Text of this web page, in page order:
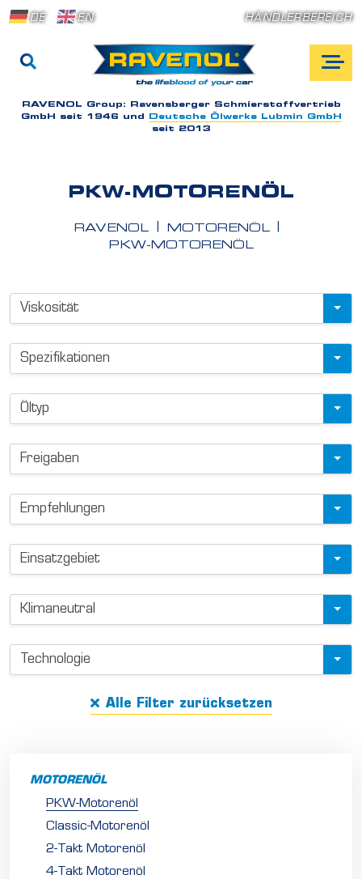
DE EN HÄNDLERBEREICH
RAVENOL Group: Ravensberger Schmierstoffvertrieb
GmbH seit 1946 und
Deutsche Ölwerke Lubmin GmbH
seit 2013
PKW-MOTORENÖL
RAVENOL
MOTORENÖL
PKW-MOTORENÖL
P
r
o
d
u
t
t
r
Viskosität
Spezifikationen
Öltyp
Freigaben
Empfehlungen
Einsatzgebiet
Klimaneutral
Technologie
Alle Filter zurücksetzen
MOTORENÖL
PKW-Motorenöl
Classic-Motorenöl
2-Takt Motorenöl
4-Takt Motorenöl